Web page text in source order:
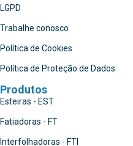
LGPD
Trabalhe conosco
Política de Cookies
Política de Proteção de Dados
Produtos
Esteiras - EST
Fatiadoras - FT
Interfolhadoras - FTI